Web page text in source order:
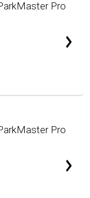
Pro
Pro